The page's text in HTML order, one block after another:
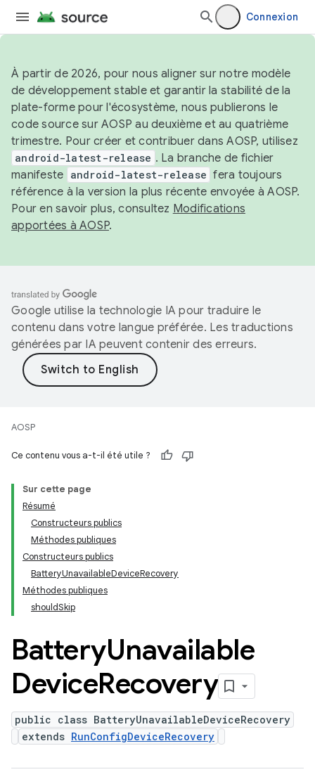
Connexion
À partir de 2026, pour nous aligner sur notre modèle
de développement stable et garantir la stabilité de la
plate-forme pour l'écosystème, nous publierons le
code source sur AOSP au deuxième et au quatrième
trimestre. Pour créer et contribuer dans AOSP, utilisez
android-latest-release . La branche de fichier
manifeste android-latest-release fera toujours
référence à la version la plus récente envoyée à AOSP.
Pour en savoir plus, consultez Modifications
apportées à AOSP.
Google utilise la technologie IA pour traduire le
contenu dans votre langue préférée. Les traductions
générées par IA peuvent contenir des erreurs.
AOSP
Ce contenu vous a-t-il été utile ?
Sur cette page
Résumé
Constructeurs publics
Méthodes publiques
Constructeurs publics
BatteryUnavailableDeviceRecovery
Méthodes publiques
shouldSkip
BatteryUnavailable
DeviceRecovery
public class BatteryUnavailableDeviceRecovery
extends RunConfigDeviceRecovery